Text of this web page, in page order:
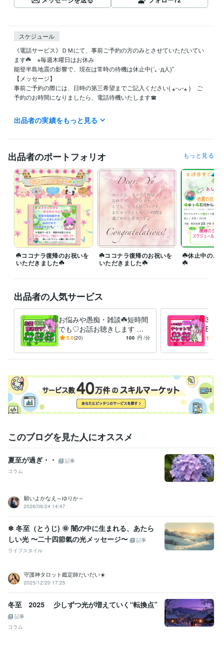
スケジュール
《電話サービス》ＤＭにて、事前ご予約の方のみとさせていただいてい
ます☘️　※毎週木曜日はお休み
能登半島地震の影響で、現在は常時の待機は休止中(´｡･д人)”
【メッセージ】
事前ご予約の際には、日時の第三希望までご記入ください( ⁎ᵕᴗᵕ⁎ )　ご
予約のお時間になりましたら、電話待機いたします☎
☘️ご予約いただいた方は
お時間になりましたら
ご予約の相談は24時間受付しております♡
＊就寝中やプライベートで即確認出来ないこともあります
ご理解の程よろしくお願いいたします(❁ᴗ͈ˬᴗ͈))
⚠通話中はトークルームが開きません⚠
＊私が通話中や対応中でもいつでもメッセージください♡
＊終了後に確認させていただきますのでお待ちください♬
☘️あなたの予定が今はまだわからない！
でもサービス気になる|*･ω･)ﾁﾗｯ
少しでもそう思っていただけたら、私をフォロー
経験職種
Webサービス・制作 / Webコンテンツ企画・編集 経験年数 : 2年
事務・ビジネスサポート / 文字起こし・データ入力 経験年数 : 5年
ライフスタイル・その他 / その他 経験年数 : 10年
職歴
情報発信ビジネス 2024年10月 ~ 現在
受賞歴
ココナラ　デビューしたで賞✿ ココナラ　シルバーランクなったで賞
✿ ゲートキーパー・他人の最期を延ばす人になったで賞✿
ビジネス・クリエイティブツール
Excel:5年Google スプレッドシート:5年Google ドキュメント:5年
その他ツール
得意分野
悩み相談・カウンセリング
されたorした うつ・精神疾患 ジェンダー問題 Vライバー　ライブ配
信 脊髄炎など神経系の疾患 不登校や引きこもり・自宅療養 あなた
を癒す
HSP 繊細さん
動画編集・映像制作
ー　ライブ配信　配信者様
出品者の実績をもっと見る
出品者のポートフォリオ もっと見る
☘️ココナラ復帰のお祝いを
いただきました☘️
☘️ココナラ復帰のお祝いを
いただきました☘️
☘️休止中のご
☘️
出品者の人気サービス
お悩みや愚痴・雑談☘️短時間
でも♡お話お聴きします 誰
かと話したい☘️１分だけ❗長
も❦
5.0(20) 100 円 /分
30
E感
で
このブログを見た人にオススメ
夏至が過ぎ・・
記事
コラム
願いよかなえ～ゆりか～
2026/06/24 14:47
❄ 冬至（とうじ) 🌞 闇の中に生まれる、あたら
しい光 〜二十四節氣の光メッセージ〜
記事
ライフスタイル
守護神タロット鑑定師だいだい☀️
2025/12/20 17:25
冬至 2025 少しずつ光が増えていく“転換点”
記事
コラム